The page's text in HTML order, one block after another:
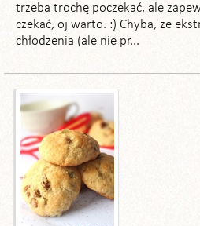
trzeba trochę poczekać, ale
czekać, oj warto. :) Chyba, że
chłodzenia (ale nie pr...